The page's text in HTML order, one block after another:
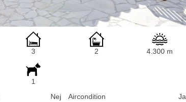
3 2 4.300 m
1
Nej
Aircondition
Ja